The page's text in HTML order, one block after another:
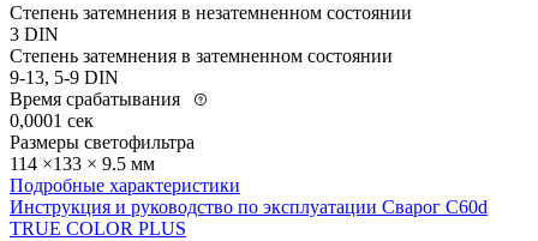
Степень затемнения в незатемненном состоянии
3 DIN
Степень затемнения в затемненном состоянии
9-13, 5-9 DIN
Время срабатывания
0,0001 сек
Размеры светофильтра
114 ×133 × 9.5 мм
Подробные характеристики
Инструкция и руководство по эксплуатации Сварог C60d
TRUE COLOR PLUS